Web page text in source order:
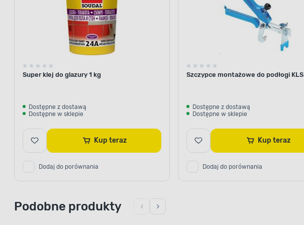
Super klej do glazury 1 kg
Dostępne z dostawą
Dostępne w sklepie
Kup teraz
Dodaj do porównania
Szczypce montażowe do podłogi KLS
Dostępne z dostawą
Dostępne w sklepie
Kup teraz
Dodaj do porównania
Podobne produkty